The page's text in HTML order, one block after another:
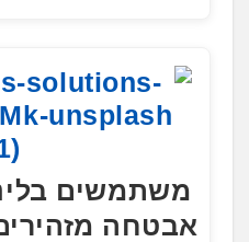
משתמשים
אבטחה